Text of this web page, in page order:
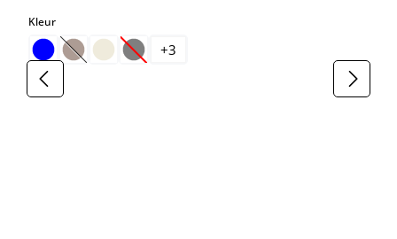
Kleurselect
(Deze optie is momenteel niet beschikbaar.)
(Deze optie is momenteel niet beschikbaar.)
+3